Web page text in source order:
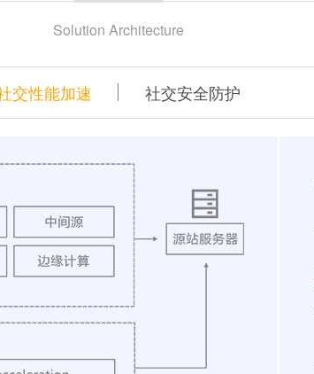
Solution Architecture
交性能加速 社交安全防护